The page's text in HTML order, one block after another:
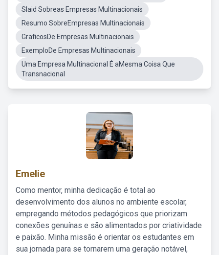
Slaid Sobreas Empresas Multinacionais
Resumo SobreEmpresas Multinacionais
GraficosDe Empresas Multinacionais
ExemploDe Empresas Multinacionais
Uma Empresa Multinacional É aMesma Coisa Que
Transnacional
Emelie
Como mentor, minha dedicação é total ao
desenvolvimento dos alunos no ambiente escolar,
empregando métodos pedagógicos que priorizam
conexões genuínas e são alimentados por criatividade
e paixão. Minha missão é orientar os estudantes em
sua jornada para se tornarem uma geração notável,